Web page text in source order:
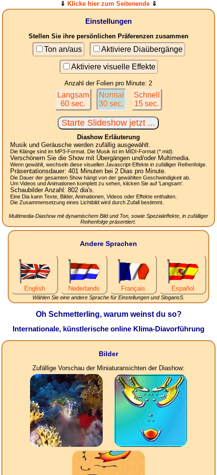
⇓ Klicke hier zum Seitenende ⇓
Einstellungen
Stellen Sie ihre persönlichen Präferenzen zusammen
Ton an/aus Aktiviere Diaübergänge
Aktiviere visuelle Effekte
Anzahl der Folien pro Minute: 2
Langsam
60 sec.
Normal
30 sec.
Schnell
15 sec.
Diashow Erläuterung
Musik und Geräusche werden zufällig ausgewählt.
Die Klänge sind im MP3-Format. Die Musik ist im MIDI-Format (*.mid).
Verschönern Sie die Show mit Übergängen und/oder Multimedia.
Wenn gewählt, wechseln diese visuellen Javascript-Effekte in zufälliger Reihenfolge.
Präsentationsdauer: 401 Minuten bei 2 Dias pro Minute.
Die Dauer der gesamten Show hängt von der gewählten Geschwindigkeit ab.
Um Videos und Animationen komplett zu sehen, klicken Sie auf 'Langsam'.
Schaubilder Anzahl: 802dia's.
Eine Dia kann Texte, Bilder, Animationen, Videos oder Effekte enthalten.
Die Zusammensetzung eines Lichtbild wird durch Zufall bestimmt.
Multimedia-Diashow mit dynamischem Bild und Ton, sowie Spezialeffekte, in zufälliger
Reihenfolge präsentiert.
Andere Sprachen
English Nederlands Français Español
Wählen Sie eine andere Sprache für Einstellungen und SlogansS.
Oh Schmetterling, warum weinst du so?
Internationale, künstlerische online Klima-Diavorführung
Bilder
Zufällige Vorschau der Miniaturansichten der Diashow: